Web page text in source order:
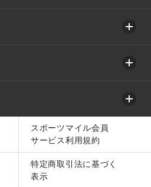
スポーツマイル会員
サービス利用規約
特定商取引法に基づく
表示